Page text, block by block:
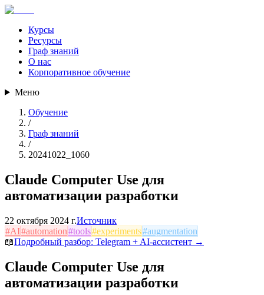
Курсы
Ресурсы
Граф знаний
О нас
Корпоративное обучение
Меню
Обучение
/
Граф знаний
/
20241022_1060
Claude Computer Use для
автоматизации разработки
22 октября 2024 г.Источник
#AI#automation#tools#experiments#augmentation
📖Подробный разбор: Telegram + AI-ассистент →
Claude Computer Use для
автоматизации разработки